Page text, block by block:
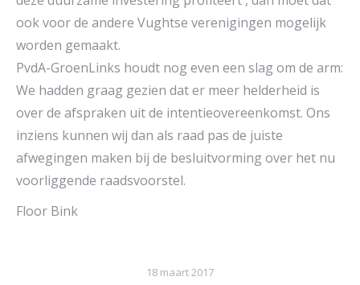
ook voor de andere Vughtse verenigingen mogelijk
worden gemaakt.
PvdA-GroenLinks houdt nog even een slag om de arm:
We hadden graag gezien dat er meer helderheid is
over de afspraken uit de intentieovereenkomst. Ons
inziens kunnen wij dan als raad pas de juiste
afwegingen maken bij de besluitvorming over het nu
voorliggende raadsvoorstel.
Floor Bink
18 maart 2017